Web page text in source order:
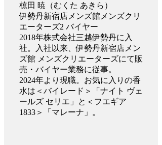
椋田 暁（むくた あきら）
伊勢丹新宿店メンズ館メンズクリ
エーターズ2 バイヤー
2018年株式会社三越伊勢丹に入
社。入社以来、伊勢丹新宿店メン
ズ館 メンズクリエーターズにて販
売・バイヤー業務に従事。
2024年より現職。お気に入りの香
水は＜バイレード＞「ナイト ヴェ
ールズ セリエ」と＜フエギア
1833＞「マレーナ」。